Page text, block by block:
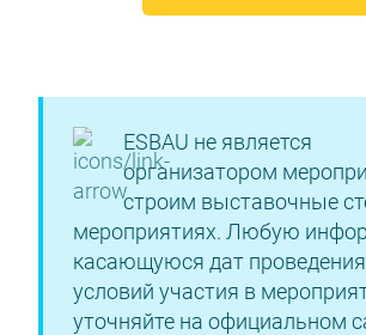
ESBAU не является
организатором
строим выставочные
мероприятиях. Любую
касающуюся дат
условий участия в
уточняйте на официальном